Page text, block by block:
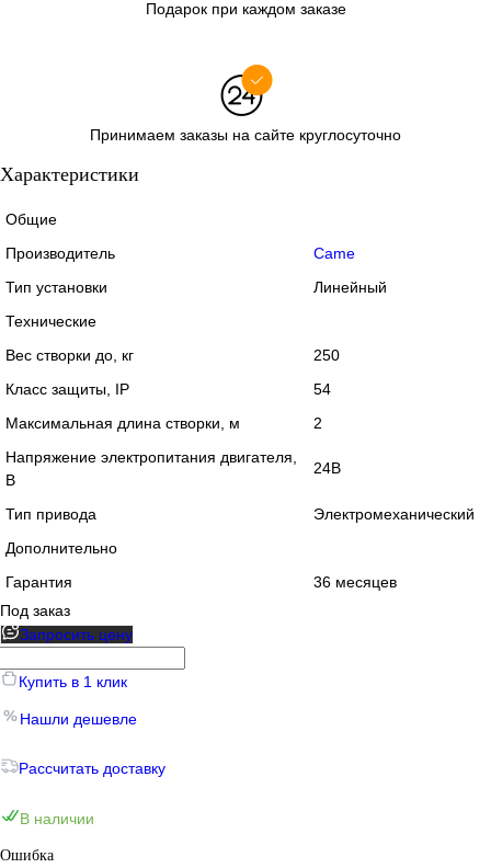
Подарок при каждом заказе
Принимаем заказы на сайте круглосуточно
Характеристики
Общие
Производитель
Came
Тип установки
Линейный
Технические
Вес створки до, кг
250
Класс защиты, IP
54
Максимальная длина створки, м
2
Напряжение электропитания двигателя,
В
24В
Тип привода
Электромеханический
Дополнительно
Гарантия
36 месяцев
Под заказ
Запросить цену
Купить в 1 клик
Нашли дешевле
Рассчитать доставку
В наличии
Ошибка